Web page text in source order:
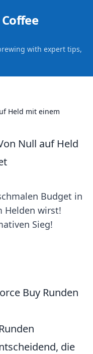
with expert tips,
Held mit einem
Null auf Held
Budget in
Helden wirst!
Sieg!
Buy Runden
die